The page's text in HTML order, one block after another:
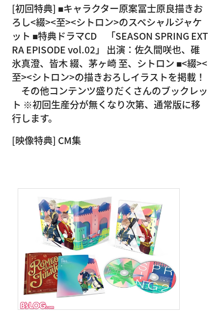
[初回特典] ■キャラクター原案冨士原良描きお
ろし<綴><至><シトロン>のスペシャルジャケ
ット ■特典ドラマCD 「SEASON SPRING EXT
RA EPISODE vol.02」 出演：佐久間咲也、碓
氷真澄、皆木 綴、茅ヶ崎 至、シトロン ■<綴><
至><シトロン>の描きおろしイラストを掲載！
その他コンテンツ盛りだくさんのブックレッ
ト ※初回生産分が無くなり次第、通常版に移
行します。
[映像特典] CM集